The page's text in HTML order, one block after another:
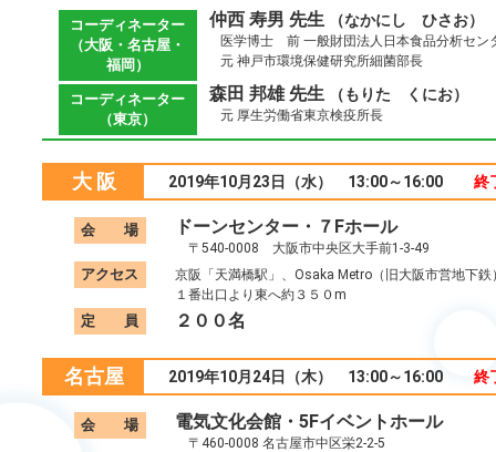
コーディネーター
（大阪・名古屋・
福岡）
仲西 寿男 先生 （なかにし ひさお）
医学博士 前 一般財団法人日本食品分析セン
元 神戸市環境保健研究所細菌部長
コーディネーター
（東京）
森田 邦雄 先生 （もりた くにお）
元 厚生労働省東京検疫所長
大 阪 2019年10月23日（水） 13:00～16:00 終
会 場 ドーンセンター・７Fホール
〒540-0008 大阪市中央区大手前1-3-49
アクセス
京阪「天満橋駅」、Osaka Metro（旧大阪市営地下
１番出口より東へ約３５０m
定 員 ２００名
名古屋 2019年10月24日（木） 13:00～16:00 終
会 場 電気文化会館・5Fイベントホール
〒460-0008 名古屋市中区栄2-2-5